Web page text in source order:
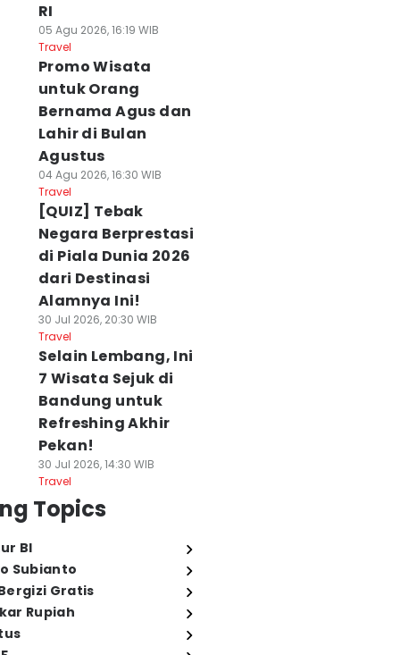
RI
05 Agu 2026, 16:19 WIB
Travel
Promo Wisata
untuk Orang
Bernama Agus dan
Lahir di Bulan
Agustus
04 Agu 2026, 16:30 WIB
Travel
[QUIZ] Tebak
Negara Berprestasi
di Piala Dunia 2026
dari Destinasi
Alamnya Ini!
30 Jul 2026, 20:30 WIB
Travel
Selain Lembang, Ini
7 Wisata Sejuk di
Bandung untuk
Refreshing Akhir
Pekan!
30 Jul 2026, 14:30 WIB
Travel
Topics
BI
Subianto
Gratis
Rupiah